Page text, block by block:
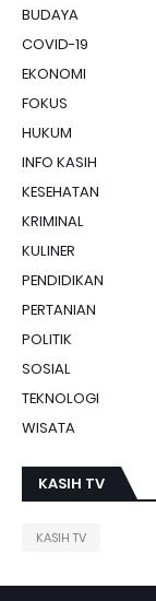
BUDAYA
COVID-19
EKONOMI
FOKUS
HUKUM
INFO KASIH
KESEHATAN
KRIMINAL
KULINER
PENDIDIKAN
PERTANIAN
POLITIK
SOSIAL
TEKNOLOGI
WISATA
KASIH TV
KASIH TV